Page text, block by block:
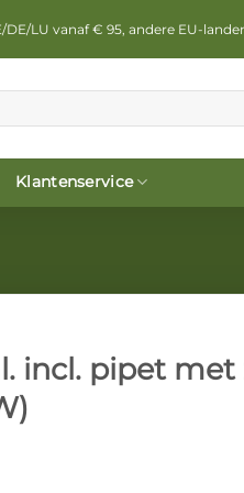
LU vanaf € 95, andere EU-
Klantenservice
incl. pipet